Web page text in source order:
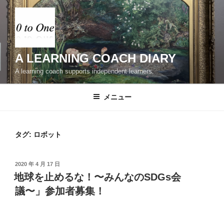
コ
ン
ン
ツ
A LEARNING COACH DIARY
A learning coach supports independent learners.
メニュー
タグ: ロボット
投
稿
日:
2020 年 4 月 17 日
地球を止めるな！〜みんなのSDGs会
議〜」参加者募集！